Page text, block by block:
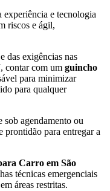
experiência e tecnologia
riscos e ágil,
das exigências nas
, contar com um guincho
para minimizar
para qualquer
sob agendamento ou
prontidão para entregar a
Carro em São
técnicas emergenciais
áreas restritas.